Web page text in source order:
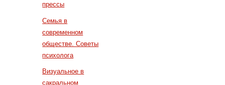
прессы
Семья в
современном
обществе. Советы
психолога
Визуальное в
сакральном